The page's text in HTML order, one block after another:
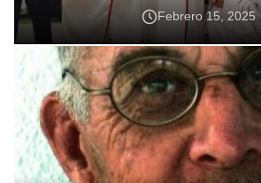
Febrero 15, 2025